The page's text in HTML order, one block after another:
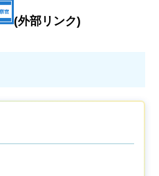
(外部リンク)